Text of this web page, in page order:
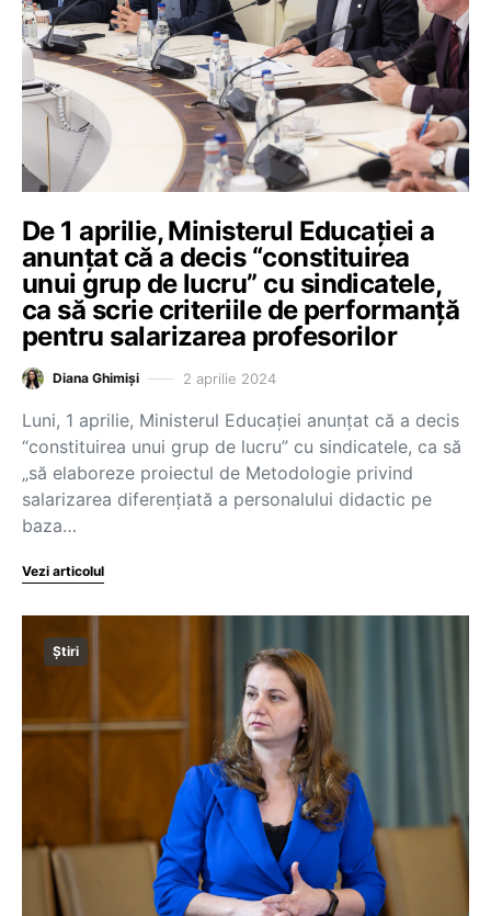
De 1 aprilie, Ministerul Educației a
anunțat că a decis “constituirea
unui grup de lucru” cu sindicatele,
ca să scrie criteriile de performanță
pentru salarizarea profesorilor
Diana Ghimiși 2 aprilie 2024
Luni, 1 aprilie, Ministerul Educației anunțat că a decis
“constituirea unui grup de lucru” cu sindicatele, ca să
„să elaboreze proiectul de Metodologie privind
salarizarea diferențiată a personalului didactic pe
baza…
Vezi articolul
Știri